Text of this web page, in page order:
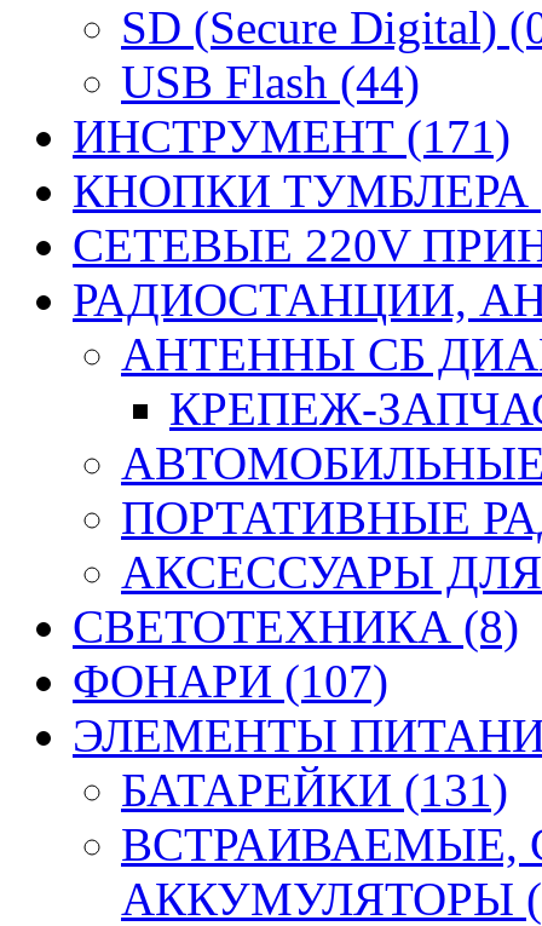
SD (Secure Digital)
USB Flash (44)
ИНСТРУМЕНТ (171)
КНОПКИ ТУМБЛЕРА
СЕТЕВЫЕ 220V
РАДИОСТАНЦИИ,
АНТЕННЫ CБ
КРЕПЕЖ-
ПОРТАТИВНЫЕ
АКСЕССУАРЫ
СВЕТОТЕХНИКА (8)
ФОНАРИ (107)
ЭЛЕМЕНТЫ
БАТАРЕЙКИ (131)
ВСТРАИВАЕМЫЕ,
АККУМУЛЯТОРЫ